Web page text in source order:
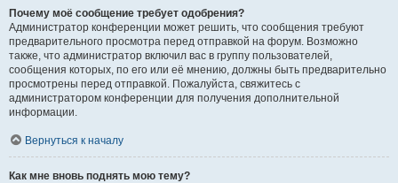
Почему моё сообщение требует одобрения?
Администратор конференции может решить, что сообщения требуют
предварительного просмотра перед отправкой на форум. Возможно
также, что администратор включил вас в группу пользователей,
сообщения которых, по его или её мнению, должны быть предварительно
просмотрены перед отправкой. Пожалуйста, свяжитесь с
администратором конференции для получения дополнительной
информации.
Вернуться к началу
Как мне вновь поднять мою тему?